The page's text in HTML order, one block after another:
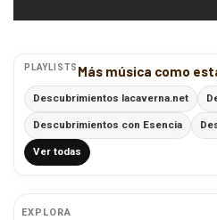
PLAYLISTS Más música como
Descubrimientos lacaverna.net
Descubrimientos con Esencia
Ver todas
EXPLORA